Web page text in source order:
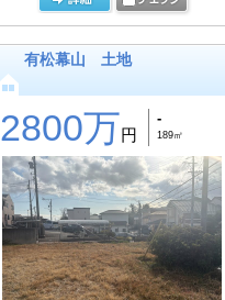
有松幕山 土地
2800万円
-
189㎡